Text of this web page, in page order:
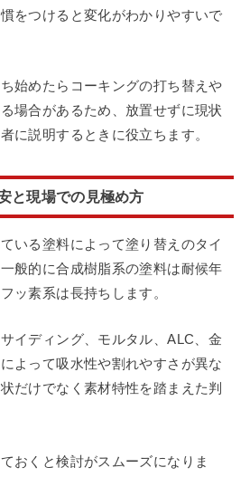
をつけると変化がわかりやすいで
始めたらコーキングの打ち替えや
場合があるため、放置せずに現状
に説明するときに役立ちます。
と現場での見極め方
いる塗料によって塗り替えのタイ
般的に合成樹脂系の塗料は耐候年
ッ素系は長持ちします。
イディング、モルタル、ALC、金
よって吸水性や割れやすさが異な
だけでなく素材特性を踏まえた判
おくと検討がスムーズになりま